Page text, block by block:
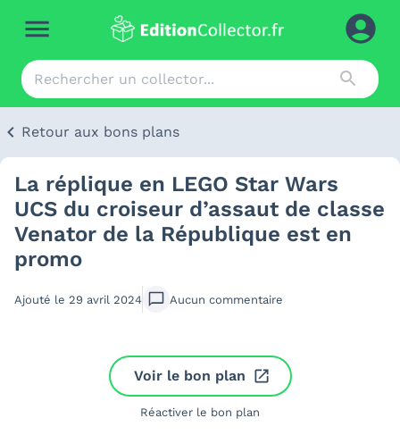
Retour aux bons plans
La réplique en LEGO Star Wars
UCS du croiseur d’assaut de classe
Venator de la République est en
promo
Ajouté le 29 avril 2024 Aucun commentaire
Voir le bon plan
Réactiver le bon plan